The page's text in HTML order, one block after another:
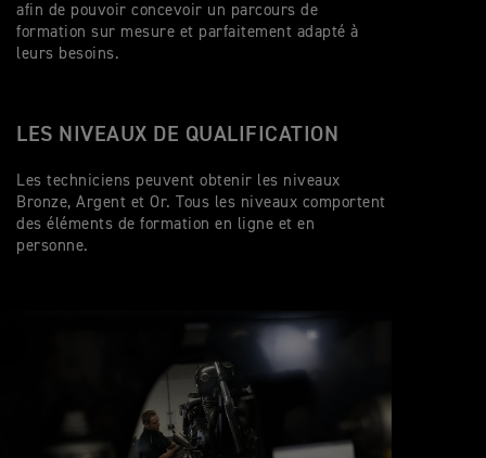
afin de pouvoir concevoir un parcours de
formation sur mesure et parfaitement adapté à
leurs besoins.
LES NIVEAUX DE QUALIFICATION
Les techniciens peuvent obtenir les niveaux
Bronze, Argent et Or. Tous les niveaux comportent
des éléments de formation en ligne et en
personne.